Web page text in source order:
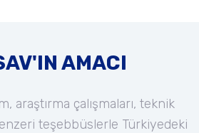
AMACI
araştırma çalışmaları, teknik
teşebbüslerle Türkiyedeki